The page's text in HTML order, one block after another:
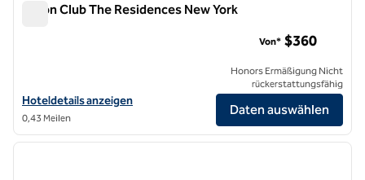
Hilton Club The Residences New York
Hoteldetails für Hilton Club The Residences New York anzeigen
Hoteldetails anzeigen
0,43 Meilen
Von* $360
Honors Ermäßigung Nicht
rückerstattungsfähig
Daten auswählen
1/12
1 von 12